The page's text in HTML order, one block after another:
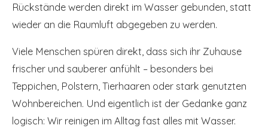
Rückstände werden direkt im Wasser gebunden, statt
wieder an die Raumluft abgegeben zu werden.
Viele Menschen spüren direkt, dass sich ihr Zuhause
frischer und sauberer anfühlt – besonders bei
Teppichen, Polstern, Tierhaaren oder stark genutzten
Wohnbereichen. Und eigentlich ist der Gedanke ganz
logisch: Wir reinigen im Alltag fast alles mit Wasser.